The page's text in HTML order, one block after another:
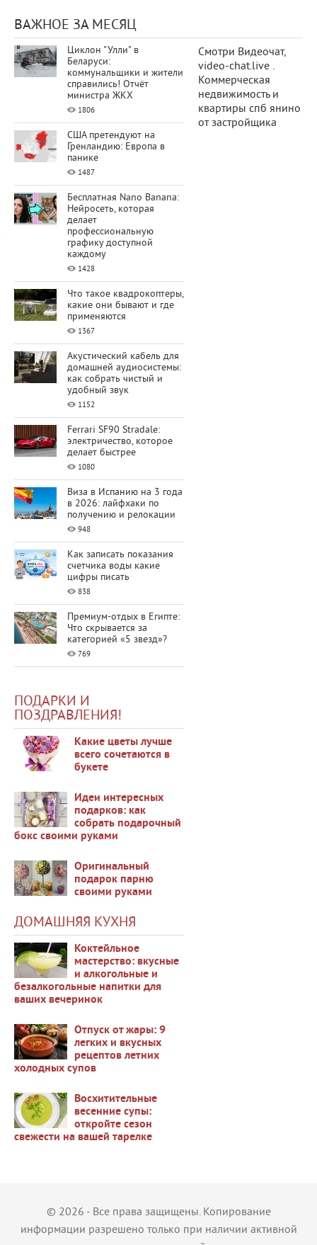
ВАЖНОЕ ЗА МЕСЯЦ
Циклон "Улли" в
Беларуси:
коммунальщики и жители
справились! Отчёт
министра ЖКХ
1806
США претендуют на
Гренландию: Европа в
панике
1487
Бесплатная Nano Banana:
Нейросеть, которая
делает
профессиональную
графику доступной
каждому
1428
Что такое квадрокоптеры,
какие они бывают и где
применяются
1367
Акустический кабель для
домашней аудиосистемы:
как собрать чистый и
удобный звук
1152
Ferrari SF90 Stradale:
электричество, которое
делает быстрее
1080
Виза в Испанию на 3 года
в 2026: лайфхаки по
получению и релокации
948
Как записать показания
счетчика воды какие
цифры писать
838
Премиум-отдых в Египте:
Что скрывается за
категорией «5 звезд»?
769
ПОДАРКИ И
ПОЗДРАВЛЕНИЯ!
Какие цветы лучше
всего сочетаются в
букете
48133
Идеи интересных
подарков: как
собрать подарочный
бокс своими руками
Оригинальный
подарок парню
своими руками
ДОМАШНЯЯ КУХНЯ
38708
Коктейльное
мастерство: вкусные
и алкогольные и
безалкогольные напитки для
ваших вечеринок
37474
Отпуск от жары: 9
легких и вкусных
рецептов летних
холодных супов
36441
Восхитительные
весенние супы:
откройте сезон
свежести на вашей тарелке
Смотри Видеочат,
video-chat.live .
Коммерческая
недвижимость и
квартиры спб янино
от застройщика
© 2026 - Все права защищены. Копирование
информации разрешено только при наличии активной